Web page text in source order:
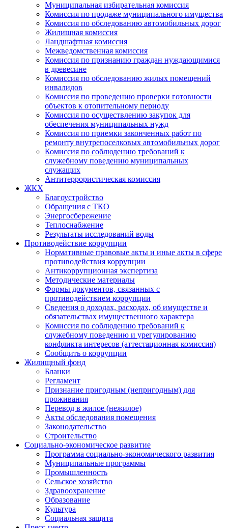
Муниципальная избирательная комиссия
Комиссия по продаже муниципального имущества
Комиссия по обследованию автомобильных дорог
Жилищная комиссия
Ландшафтная комиссия
Межведомственная комиссия
Комиссия по признанию граждан нуждающимися
в древесине
Комиссия по обследованию жилых помещений
инвалидов
Комиссия по проведению проверки готовности
объектов к отопительному периоду
Комиссия по осуществлению закупок для
обеспечения муниципальных нужд
Комиссия по приемки законченных работ по
ремонту внутрепоселковых автомобильных дорог
Комиссия по соблюдению требований к
служебному поведению муниципальных
служащих
Антитеррористическая комиссия
ЖКХ
Благоустройство
Обращения с ТКО
Энергосбережение
Теплоснабжение
Результаты исследований воды
Противодействие коррупции
Нормативные правовые акты и иные акты в сфере
противодействия коррупции
Антикоррупционная экспертиза
Методические материалы
Формы документов, связанных с
противодействием коррупции
Сведения о доходах, расходах, об имуществе и
обязательствах имущественного характера
Комиссия по соблюдению требований к
служебному поведению и урегулированию
конфликта интересов (аттестационная комиссия)
Сообщить о коррупции
Жилищный фонд
Бланки
Регламент
Признание пригодным (непригодным) для
проживания
Перевод в жилое (нежилое)
Акты обследования помещения
Законодательство
Строительство
Социально-экономическое развитие
Программа социально-экономического развития
Муниципальные программы
Промышленность
Сельское хозяйство
Здравоохранение
Образование
Культура
Социальная защита